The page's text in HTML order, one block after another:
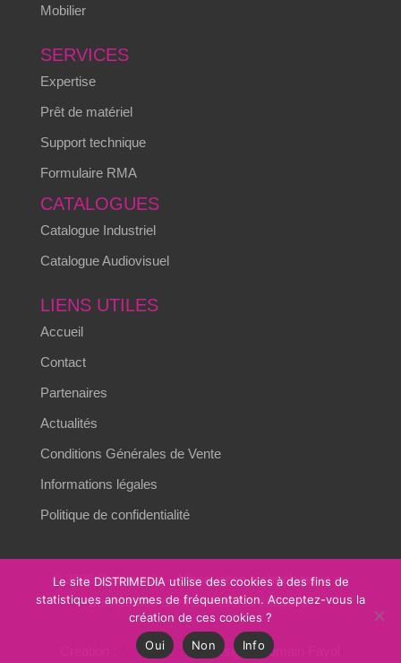
Mobilier
SERVICES
Expertise
Prêt de matériel
Support technique
Formulaire RMA
CATALOGUES
Catalogue Industriel
Catalogue Audiovisuel
LIENS UTILES
Accueil
Contact
Partenaires
Actualités
Conditions Générales de Vente
Informations légales
Politique de confidentialité
© 2026 Distrimedia – L’innovation technologique au
service des environnements critiques.
Alizés online– Design : Romain Fayol
Le site DISTRIMEDIA utilise des cookies à des fins de
statistiques anonymes de fréquentation. Acceptez-vous la
création de ces cookies ?
Oui
Non Info